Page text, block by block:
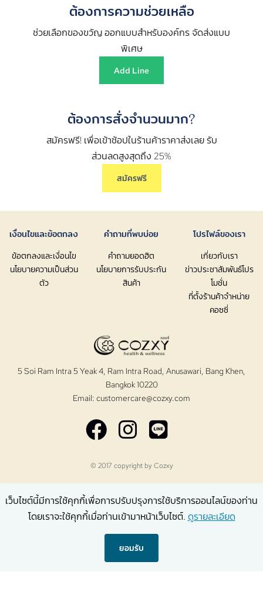
ต้องการความช่วยเหลือ
ช่วยเลือกของขวัญ ออกแบบสำหรับองค์กร จัดส่งแบบ
พิเศษ
Add Line
ต้องการสั่งจำนวนมาก?
สมัครฟรี! เพื่อเข้าช้อปในร้านค้าราคาส่งเลย รับ
ส่วนลดสูงสุดถึง 25%
สมัครฟรี
เงื่อนไขและข้อตกลง
ข้อตกลงและเงื่อนไข
นโยบายความเป็นส่วน
ตัว
คำถามที่พบบ่อย
คำถามยอดฮิต
นโยบายการรับประกัน
สินค้า
โปรไฟล์ของเรา
เกี่ยวกับเรา
ข่าวประชาสัมพันธ์โปร
โมชั่น
ที่ตั้งร้านค้าจำหน่าย
คอซซี่
5 Soi Ram Intra 5 Yeak 4, Ram Intra Road, Anusawari, Bang Khen,
Bangkok 10220
Email: customercare@cozxy.com
© 2017 copyright byCozxy
เว็บไซต์นี้มีการใช้คุกกี้เพื่อการปรับปรุงการใช้บริการออนไลน์ของท่าน
โดยเราจะใช้คุกกี้เมื่อท่านเข้ามาหน้าเว็บไซต์. ดูรายละเอียด
ยอมรับ